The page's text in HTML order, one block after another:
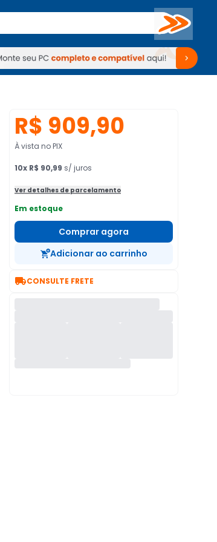
Buscar
Periféricos TV Venda no KaBuM!
TV Venda no KaBuM!
R$ 909,90
À vista no PIX
10x R$ 90,99 s/ juros
Ver detalhes de parcelamento
Em estoque
Comprar agora
Adicionar ao carrinho
CONSULTE FRETE